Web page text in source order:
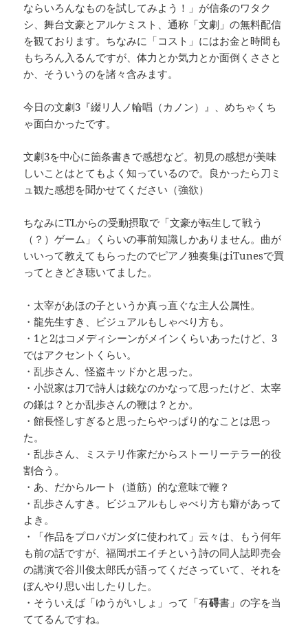
ならいろんなものを試してみよう！」が信条のワタク
シ、舞台文豪とアルケミスト、通称「文劇」の無料配信
を観ております。ちなみに「コスト」にはお金と時間も
もちろん入るんですが、体力とか気力とか面倒くささと
か、そういうのを諸々含みます。
今日の文劇3『綴リ人ノ輪唱（カノン）』、めちゃくち
ゃ面白かったです。
文劇3を中心に箇条書きで感想など。初見の感想が美味
しいことはとてもよく知っているので。良かったら刀ミ
ュ観た感想を聞かせてください（強欲）
ちなみにTLからの受動摂取で「文豪が転生して戦う
（？）ゲーム」くらいの事前知識しかありません。曲が
いいって教えてもらったのでピアノ独奏集はiTunesで買
ってときどき聴いてました。
・太宰があほの子というか真っ直ぐな主人公属性。
・龍先生すき、ビジュアルもしゃべり方も。
・1と2はコメディシーンがメインくらいあったけど、3
ではアクセントくらい。
・乱歩さん、怪盗キッドかと思った。
・小説家は刀で詩人は銃なのかなって思ったけど、太宰
の鎌は？とか乱歩さんの鞭は？とか。
・館長怪しすぎると思ったらやっぱり的なことは思っ
た。
・乱歩さん、ミステリ作家だからストーリーテラー的役
割合う。
・あ、だからルート（道筋）的な意味で鞭？
・乱歩さんすき。ビジュアルもしゃべり方も癖があって
よき。
・「作品をプロパガンダに使われて」云々は、もう何年
も前の話ですが、福岡ポエイチという詩の同人誌即売会
の講演で谷川俊太郎氏が語ってくださっていて、それを
ぼんやり思い出したりした。
・そういえば「ゆうがいしょ」って「有碍書」の字を当
ててるんですね。